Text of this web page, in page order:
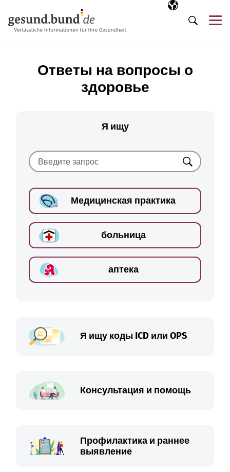
Выбранный
RU
Поиск
Ответы на вопросы о
здоровье
Я ищу
Искать
Медицинская практика
больница
аптека
Я ищу коды ICD или OPS
Консультация и помощь
Профилактика и раннее
выявление